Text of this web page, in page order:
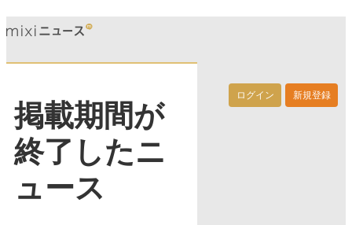
ログイン 新規登録
掲載期間が
終了したニ
ュース